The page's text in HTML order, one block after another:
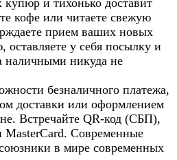
и тихонько доставит
кофе или читаете свежую
прием ваших новых
оставляете у себя посылку и
наличными никуда не
безналичного платежа,
доставки или оформлением
Встречайте QR-код (СБП),
Современные
в мире современных